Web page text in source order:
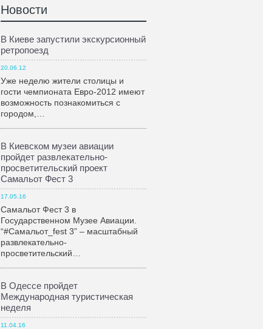
Новости
В Киеве запустили экскурсионный
ретропоезд
20.06.12
Уже неделю жители столицы и
гости чемпионата Евро-2012 имеют
возможность познакомиться с
городом,…
В Киевском музеи авиации
пройдет развлекательно-
просветительский проект
Самальот Фест 3
17.05.16
Самальот Фест 3 в
Государственном Музее Авиации.
“#Самальот_fest 3” – масштабный
развлекательно-
просветительский…
В Одессе пройдет
Международная туристическая
неделя
11.04.16